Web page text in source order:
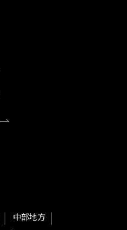
中部地方